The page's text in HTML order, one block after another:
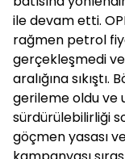
ile devam etti.
rağmen petrol
gerçekleşmedi
aralığına
gerileme oldu ve
sürdürülebilirliği
göçmen yasası